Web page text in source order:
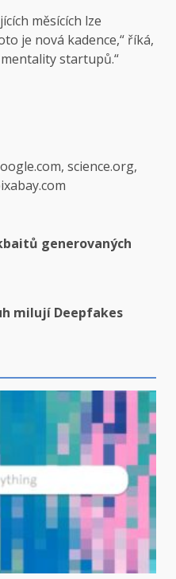
měsících lze
je nová kadence,“ říká,
startupů.“
science.org,
generovaných
milují Deepfakes